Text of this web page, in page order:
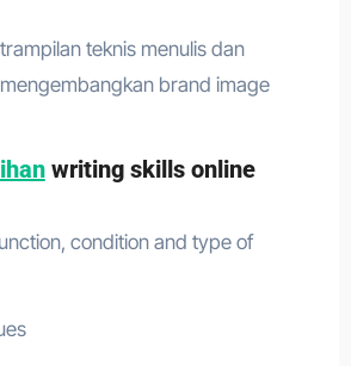
teknis menulis dan
brand image
writing skills online
condition and type of